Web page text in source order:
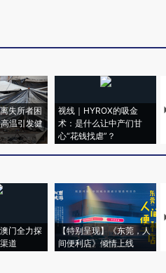
失所者困
温引发健
视线｜HYROX的吸金
术：是什么让中产们甘
心“花钱找虐”？
门全力探
道
【特别呈现】《东莞，人
间便利店》倾情上线